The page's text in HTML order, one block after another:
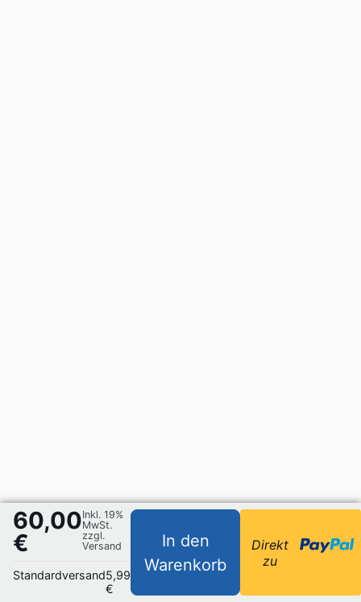
60,00
€
Inkl. 19%
MwSt.
zzgl.
Versand
Standardversand5,99
€
In den
Warenkorb
Direkt
zu